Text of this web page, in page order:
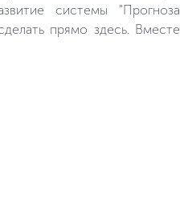
системы "Прогноза
прямо здесь. Вместе